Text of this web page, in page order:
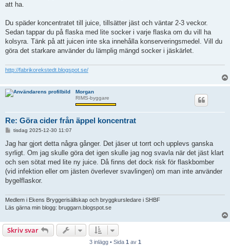
att ha.
Du späder koncentratet till juice, tillsätter jäst och väntar 2-3 veckor.
Sedan tappar du på flaska med lite socker i varje flaska om du vill ha
kolsyra. Tänk på att juicen inte ska innehålla konserveringsmedel. Vill du
göra det starkare använder du lämplig mängd socker i jäskärlet.
http://fabrikorekstedt.blogspot.se/
Morgan
RIMS-byggare
Re: Göra cider från äppel koncentrat
l
ä
g
g
tisdag 2025-12-30 11:07
Jag har gjort detta några gånger. Det jäser ut torrt och upplevs ganska
syrligt. Om jag skulle göra det igen skulle jag nog svavla när det jäst klart
och sen sötat med lite ny juice. Då finns det dock risk för flaskbomber
(vid infektion eller om jästen överlever svavlingen) om man inte använder
bygelflaskor.
Medlem i Ekens Bryggerisällskap och bryggkursledare i SHBF
Läs gärna min blogg: bruggarn.blogspot.se
Skriv svar
3 inlägg • Sida 1 av 1